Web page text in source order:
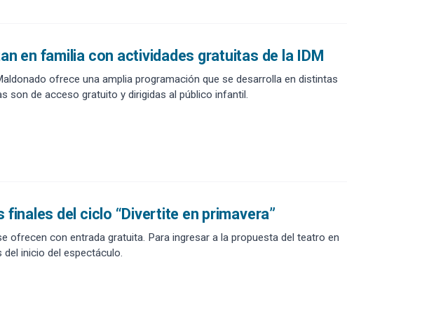
en familia con actividades gratuitas de la IDM
ofrece una amplia programación que se desarrolla en distintas
son de acceso gratuito y dirigidas al público infantil.
del ciclo “Divertite en primavera”
con entrada gratuita. Para ingresar a la propuesta del teatro en
inicio del espectáculo.